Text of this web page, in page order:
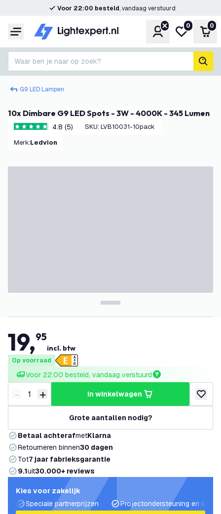
Voor 22:00 besteld, vandaag verstuurd
Menu Account
Mijn
0 0
Waar ben je naar op zoek?
G9 LED Lampen
10x Dimbare G9 LED Spots - 3W - 4000K - 345 Lumen
4.8 score sterren
4.8 (5) SKU: LVB10031-10pack
Merk: Ledvion
19,95
incl. btw
Op voorraad
Voor 22:00 besteld, vandaag verstuurd
Verminder hoeveelheid
- Verhoog hoeveelheid
+ in winkelwagen
Grote aantallen nodig?
Betaal achterafmetKlarna
Retourneren binnen30 dagen
Tot7 jaar fabrieksgarantie
9.1uit30.000+ reviews
Kies voor zakelijk
Speciale partnerprijzen
Projectondersteuning en